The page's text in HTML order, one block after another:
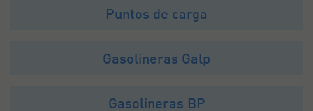
Puntos de carga
Gasolineras Galp
Gasolineras BP